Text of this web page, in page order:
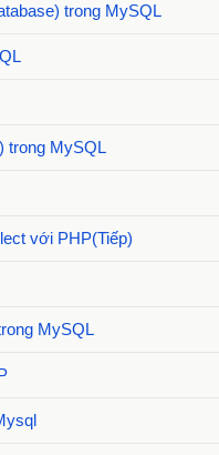
trong MySQL
trong MySQL
với PHP(Tiếp)
MySQL